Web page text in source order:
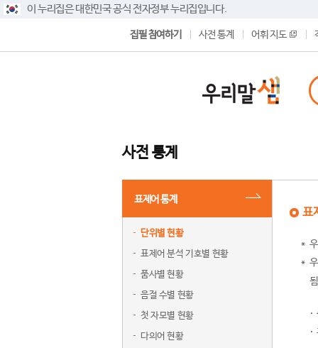
이 누리집은 대한민국 공식 전자정부 누리집입니다.
집필 참여하기 사전 통계 어휘 지도
사전 통계
표제어 통계
단위별 현황
표제어 분석 기호별 현황
품사별 현황
음절 수별 현황
첫 자모별 현황
다의어 현황
표